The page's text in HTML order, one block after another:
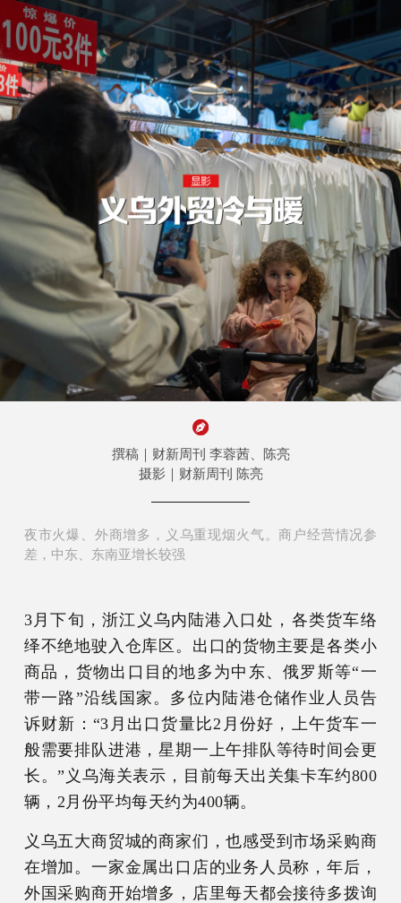
撰稿｜财新周刊 李蓉茜、陈亮
摄影｜财新周刊 陈亮
夜市火爆、外商增多，义乌重现烟火气。商户经营情况参
差，中东、东南亚增长较强
3月下旬，浙江义乌内陆港入口处，各类货车络
绎不绝地驶入仓库区。出口的货物主要是各类小
商品，货物出口目的地多为中东、俄罗斯等“一
带一路”沿线国家。多位内陆港仓储作业人员告
诉财新：“3月出口货量比2月份好，上午货车一
般需要排队进港，星期一上午排队等待时间会更
长。”义乌海关表示，目前每天出关集卡车约800
辆，2月份平均每天约为400辆。
义乌五大商贸城的商家们，也感受到市场采购商
在增加。一家金属出口店的业务人员称，年后，
外国采购商开始增多，店里每天都会接待多拨询